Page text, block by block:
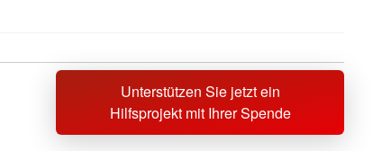
Unterstützen Sie jetzt ein
Hilfsprojekt mit Ihrer Spende
Sprache wechseln zu